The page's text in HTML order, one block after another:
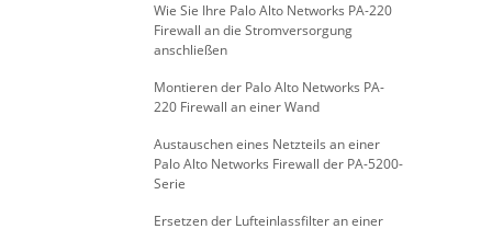
Wie Sie Ihre Palo Alto Networks PA-220
Firewall an die Stromversorgung
anschließen
Montieren der Palo Alto Networks PA-
220 Firewall an einer Wand
Austauschen eines Netzteils an einer
Palo Alto Networks Firewall der PA-5200-
Serie
Ersetzen der Lufteinlassfilter an einer